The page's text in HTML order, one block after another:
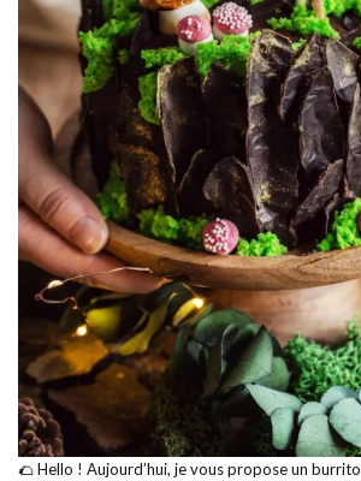
🌮 Hello ! Aujourd’hui, je vous propose un burrito